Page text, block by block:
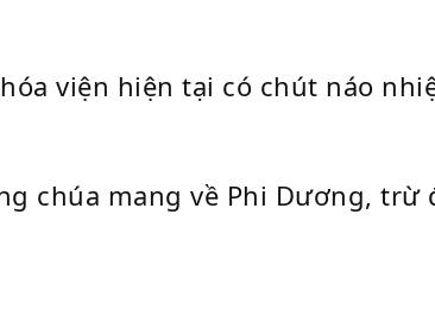
viện hiện tại có chút náo
chúa mang về Phi Dương, trừ